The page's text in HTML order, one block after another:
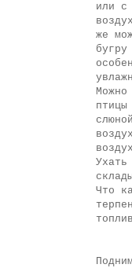
или с
же
Можно
Что